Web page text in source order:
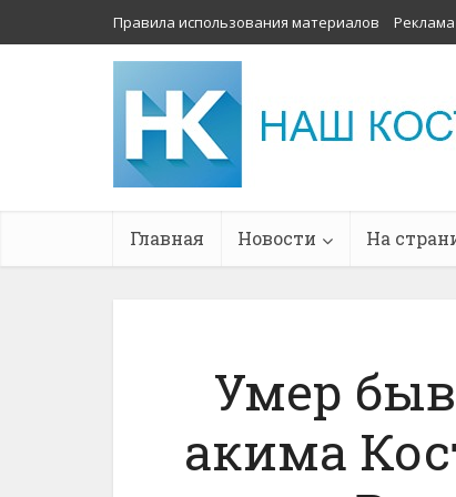
Правила использования материалов Реклама
Главная Новости На
Умер
акима